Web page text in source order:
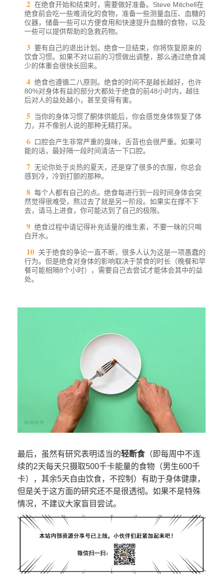
在绝食开始和结束时，需要做好准备。Steve Mitchell在
绝食前会吃一些难消化的食物，准备一些测量血压、血糖的
仪器，储备一些可以方便食用和快速提升血糖的食物，以及
一些可以提供帮助的急救药物。
要有自己的退出计划。绝食一旦结束，你将恢复原来的
饮食习惯。如果不对以前的习惯做出调整，那么通过绝食减
少的体重会很快长回来。
绝食也遵循二八原则。绝食的时间不是越长越好，也许
80%对身体有益的部分大都处于绝食的前48小时内，越往
后对人的益处越小，甚至变得有害。
当你的身体习惯了酮体供能后，你会感觉身体恢复了体
力，并不像别人说的那种无精打采。
口腔会产生非常严重的臭味，舌苔也会很严重。如果可
能的话，最好隔一段时间清洁一下口腔。
无论你处于炎热的夏天，还是穿了很多的衣服，你总会
感到冷，冷到打颤的那种。
每个人都有自己的点。绝食每进行到一段时间身体会突
然觉得很难受，熬过去了就是另一阶段。如果实在撑不下
去，请马上进食，你可能达到了自己的极限。
绝食过程中请记得补充适量的维生素，不要一昧的只喝
白开水。
关于绝食的争论一直不断，很多人认为这是一项愚蠢的
行为。但是绝食对身体的影响取决于禁食的时长（晚餐和早
餐可能相隔8个小时），需要自己去尝试才能体会其中的益
处。
最后，虽然有研究表明适当的轻断食（即每周中不连
续的2天每天只摄取500千卡能量的食物（男生600千
卡），其余5天自由饮食，不控制）有助于身体健康，
但是关于这方面的研究还不是很透彻。如果不是特殊
情况，不建议大家盲目尝试。